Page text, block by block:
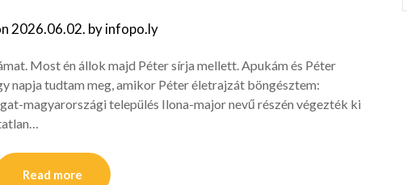
2026.06.02. byinfopo.ly
Most én állok majd Péter sírja mellett. Apukám és Péter
napja tudtam meg, amikor Péter életrajzát böngésztem:
magyarországi település Ilona-major nevű részén végezték ki
Read more